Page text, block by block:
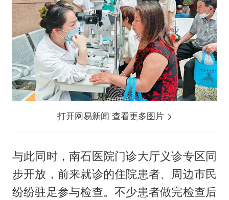
打开网易新闻 查看更多图片
与此同时，南石医院门诊大厅义诊专区同
步开放，前来就诊的住院患者、周边市民
纷纷驻足参与检查。不少患者做完检查后